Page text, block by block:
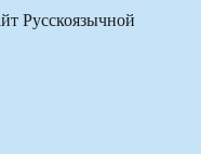
Русскоязычной